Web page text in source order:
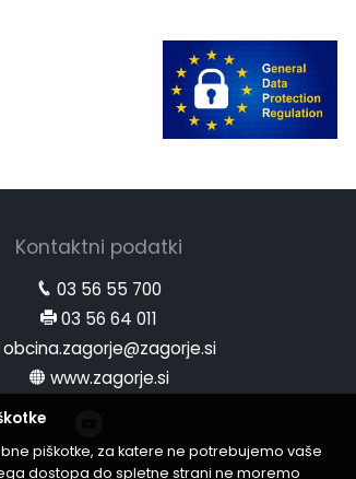
Kontaktni podatki
03 56 55 700
03 56 64 011
obcina.zagorje@zagorje.si
www.zagorje.si
piškotke, za katere ne potrebujemo vaše
dostopa do spletne strani ne moremo